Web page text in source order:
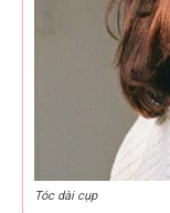
Tóc dài cụp